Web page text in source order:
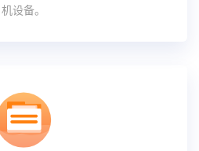
机设备。